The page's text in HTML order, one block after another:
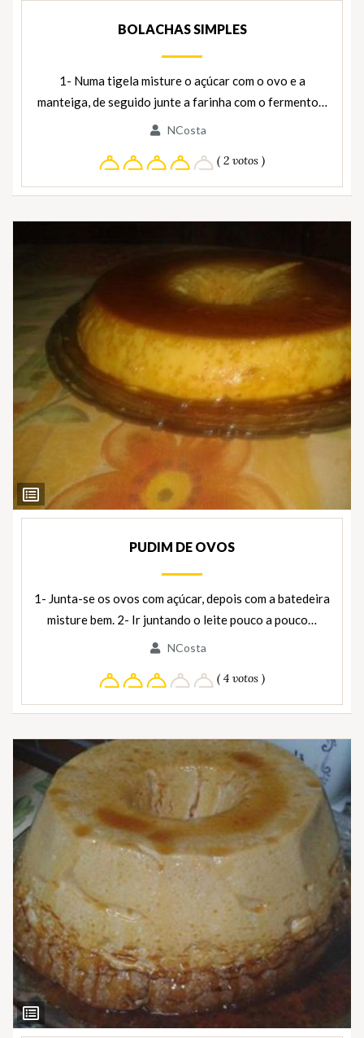
BOLACHAS SIMPLES
1- Numa tigela misture o açúcar com o ovo e a
manteiga, de seguido junte a farinha com o fermento…
NCosta
( 2 votos )
Ver
Ingredientes
PUDIM DE OVOS
1- Junta-se os ovos com açúcar, depois com a batedeira
misture bem. 2- Ir juntando o leite pouco a pouco…
NCosta
( 4 votos )
Ver
Ingredientes